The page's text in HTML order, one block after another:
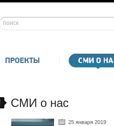
СМИ о нас
25 января 2019